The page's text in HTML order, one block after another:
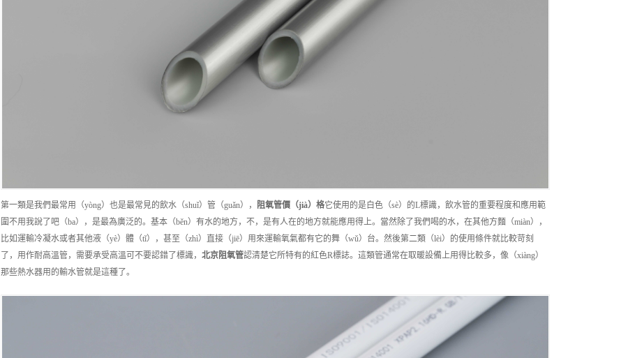
第一類是我們最常用（yòng）也是最常見的飲水（shuǐ）管（guǎn）， 阻氧管價（jià）格它使用的是白色（sè）的L標識，飲水管的重要程度和應用範
圍不用我說了吧（ba），是最為廣泛的。基本（běn）有水的地方，不，是有人在的地方就能應用得上。當然除了我們喝的水，在其他方麵（miàn），
比如運輸冷凝水或者其他液（yè）體（tǐ），甚至（zhì）直接（jiē）用來運輸氧氣都有它的舞（wǔ）台。然後第二類（lèi）的使用條件就比較苛刻
了，用作耐高溫管，需要承受高溫可不要認錯了標識， 北京阻氧管認清楚它所特有的紅色R標誌。這類管通常在取暖設備上用得比較多，像（xiàng）
那些熱水器用的輸水管就是這種了。